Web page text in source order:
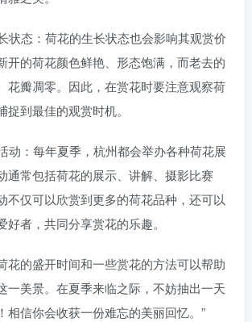
状态：荷花的生长状态也会影响其观赏价
开的荷花颜色鲜艳、形态饱满，而老去的
花瓣凋零。因此，在赏花时要注意观察荷
到最佳的观赏时机。
动：每年夏季，杭州都会举办各种荷花展
通常包括荷花的展示、讲解、摄影比赛
不仅可以欣赏到更多的荷花品种，还可以
者，共同分享赏花的乐趣。
花的盛开时间和一些赏花的方法可以帮助
一美景。在夏季来临之际，不妨抽出一天
相信你会收获一份难忘的美丽回忆。”